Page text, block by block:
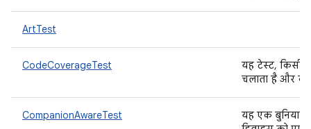
ArtTest
CodeCoverageTest
यह टेस्ट, किसी
चलाता है और
CompanionAwareTest
यह एक